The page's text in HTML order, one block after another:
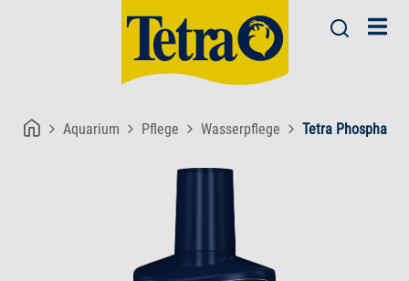
Aquarium Pflege Wasserpflege Tetra